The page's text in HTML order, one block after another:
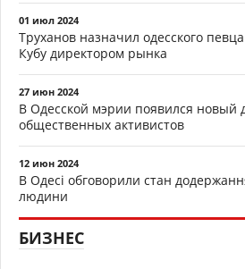
01 июл 2024
Труханов назначил одесского
Кубу директором рынка
27 июн 2024
В Одесской мэрии появился новый
общественных активистов
12 июн 2024
В Одесі обговорили стан
людини
БИЗНЕС